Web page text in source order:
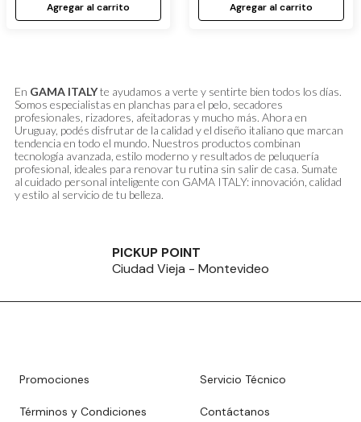
Agregar al carrito Agregar al carrito
En GAMA ITALYte ayudamos a verte y sentirte bien todos los días.
Somos especialistas en planchas para el pelo, secadores
profesionales, rizadores, afeitadoras y mucho más. Ahora en
Uruguay, podés disfrutar de la calidad y el diseño italiano que marcan
tendencia en todo el mundo. Nuestros productos combinan
tecnología avanzada, estilo moderno y resultados de peluquería
profesional, ideales para renovar tu rutina sin salir de casa. Sumate
al cuidado personal inteligente con GAMA ITALY: innovación, calidad
y estilo al servicio de tu belleza.
PICKUP POINT
Ciudad Vieja - Montevideo
Promociones
Términos y Condiciones
Servicio Técnico
Contáctanos